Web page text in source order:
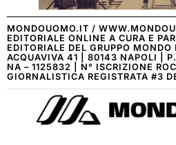
MONDOUOMO.IT /
EDITORIALE ONLINE A CURA E
EDITORIALE DEL GRUPPO
ACQUAVIVA 41 | 80143 NAPOLI |
NA – 1125832 | N° ISCRIZIONE
GIORNALISTICA REGISTRATA #3